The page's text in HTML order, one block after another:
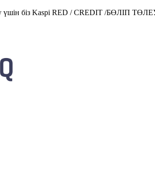
үшін біз Kaspi RED / CREDIT /БӨЛІП